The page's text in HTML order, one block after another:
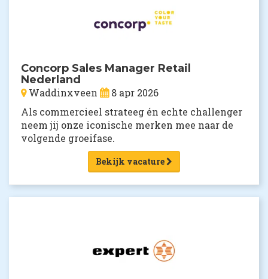
Concorp Sales Manager Retail
Nederland
Waddinxveen
8 apr 2026
Als commercieel strateeg én echte challenger
neem jij onze iconische merken mee naar de
volgende groeifase.
Bekijk vacature